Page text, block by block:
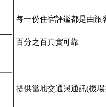
每一份住宿評鑑都是由旅
百分之百真實可靠
提供當地交通與通訊(機